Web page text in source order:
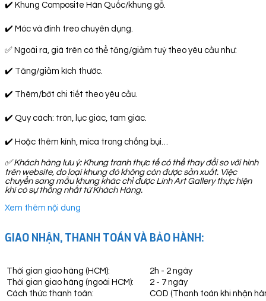
✔️ Khung Composite Hàn Quốc/khung gỗ.
✔️ Móc và đinh treo chuyên dụng.
✅ Ngoài ra, giá trên có thể tăng/giảm tuỳ theo yêu cầu như:
✔️ Tăng/giảm kích thước.
✔️ Thêm/bớt chi tiết theo yêu cầu.
✔️ Quy cách: tròn, lục giác, tam giác.
✔️ Hoặc thêm kính, mica trong chống bụi…
✅Khách hàng lưu ý: Khung tranh thực tế có thể thay đổi so với hình
trên website, do loại khung đó không còn được sản xuất. Việc
chuyển sang mẫu khung khác chỉ được Linh Art Gallery thực hiện
khi có sự thống nhất từ Khách Hàng.
Xem thêm nội dung
GIAO NHẬN, THANH TOÁN VÀ BẢO HÀNH:
Thời gian giao hàng (HCM):
2h - 2 ngày
Thời gian giao hàng (ngoài HCM):
2 - 7 ngày
Cách thức thanh toán:
COD (Thanh toán khi nhận